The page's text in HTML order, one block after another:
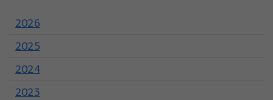
2026
2025
2024
2023